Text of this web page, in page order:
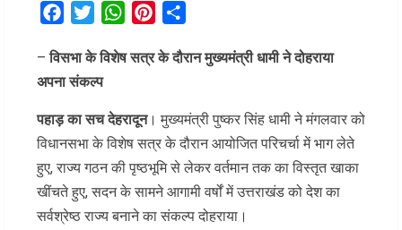
FacebookTwitterWhatsAppPinterest
–विसभा के विशेष सत्र के दौरान मुख्यमंत्री धामी ने दोहराया
अपना संकल्प
पहाड़ का सच देहरादून। मुख्यमंत्री पुष्कर सिंह धामी ने मंगलवार को
विधानसभा के विशेष सत्र के दौरान आयोजित परिचर्चा में भाग लेते
हुए, राज्य गठन की पृष्ठभूमि से लेकर वर्तमान तक का विस्तृत खाका
खींचते हुए, सदन के सामने आगामी वर्षों में उत्तराखंड को देश का
सर्वश्रेष्ठ राज्य बनाने का संकल्प दोहराया।